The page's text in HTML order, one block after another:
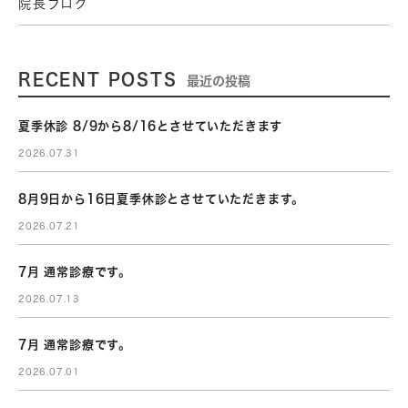
院長ブログ
RECENT POSTS 最近の投稿
夏季休診 8/9から8/16とさせていただきます
2026.07.31
8月9日から16日夏季休診とさせていただきます。
2026.07.21
7月 通常診療です。
2026.07.13
7月 通常診療です。
2026.07.01